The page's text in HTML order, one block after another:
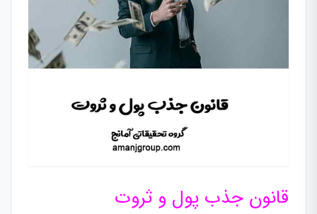
قانون جذب پول و ثروت